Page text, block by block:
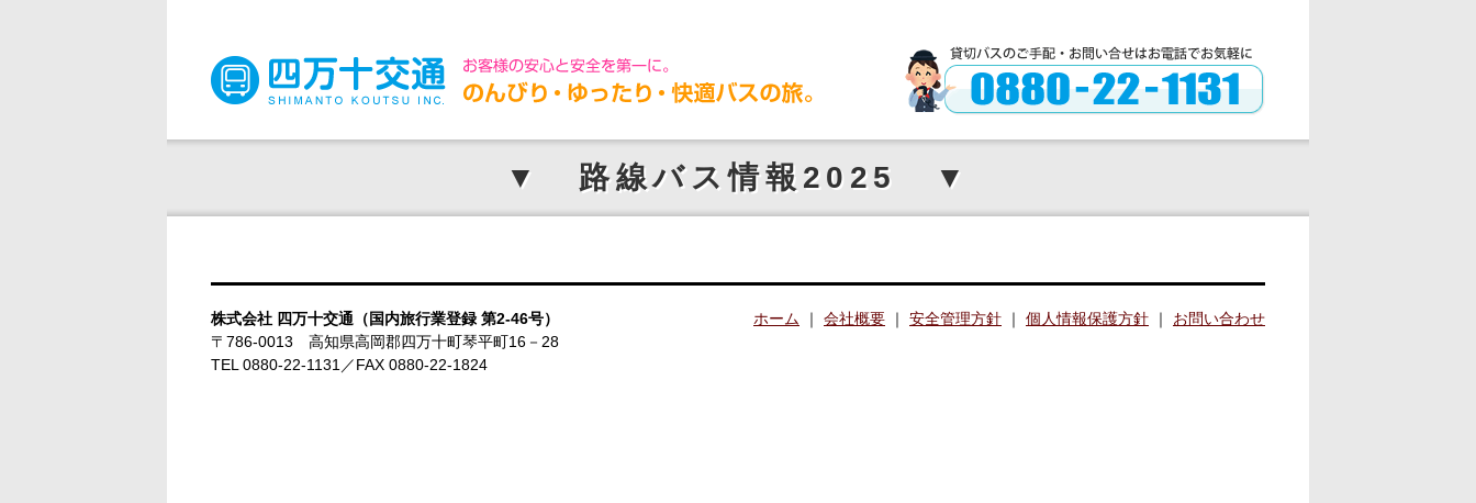
▼ 路線バス情報2025 ▼
株式会社 四万十交通（国内旅行業登録 第2-46号）
〒786-0013 高知県高岡郡四万十町琴平町16－28
TEL 0880-22-1131／FAX 0880-22-1824
ホーム ｜ 会社概要 ｜ 安全管理方針 ｜ 個人情報保護方針 ｜ お問い合わせ